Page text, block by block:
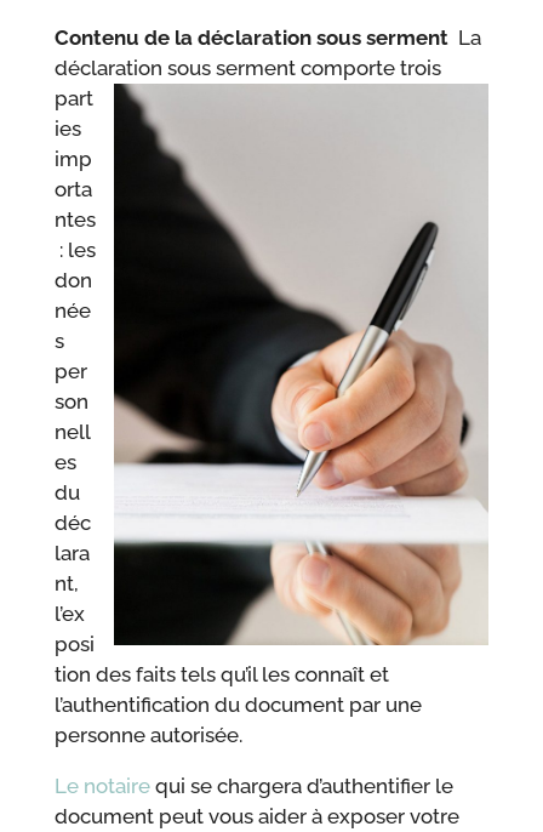
Contenu de la déclaration sous serment La
déclaration sous serment comporte trois
part
ies
imp
orta
ntes
: les
don
née
s
per
son
nell
es
du
déc
lara
nt,
l’ex
posi
tion des faits tels qu’il les connaît et
l’authentification du document par une
personne autorisée.
Le notairequi se chargera d’authentifier le
document peut vous aider à exposer votre